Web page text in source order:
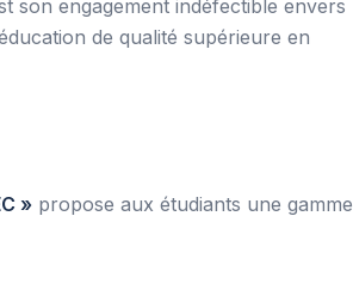
son engagement indéfectible envers
de qualité supérieure en
» propose aux étudiants une gamme